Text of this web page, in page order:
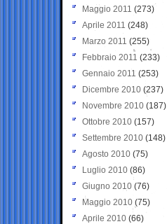
Maggio 2011 (273)
Aprile 2011 (248)
Marzo 2011 (255)
Febbraio 2011 (233)
Gennaio 2011 (253)
Dicembre 2010 (237)
Novembre 2010 (187)
Ottobre 2010 (157)
Settembre 2010 (148)
Agosto 2010 (75)
Luglio 2010 (86)
Giugno 2010 (76)
Maggio 2010 (75)
Aprile 2010 (66)